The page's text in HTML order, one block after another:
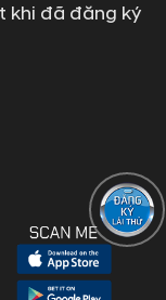
khi đã đăng ký